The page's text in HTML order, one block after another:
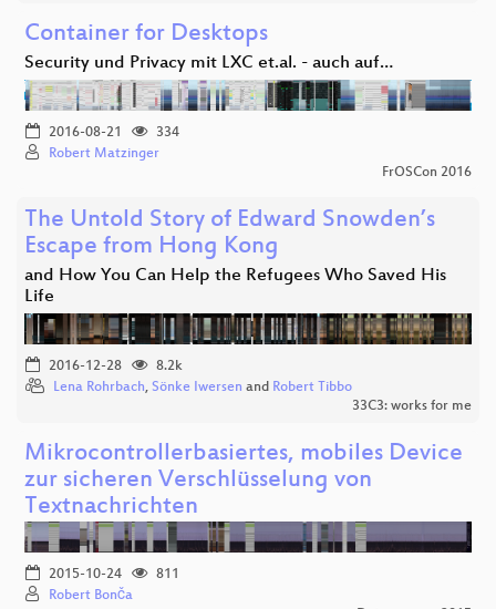
Container for Desktops
Security und Privacy mit LXC et.al. - auch auf…
2016-08-21
334
Robert Matzinger
FrOSCon 2016
The Untold Story of Edward Snowden’s
Escape from Hong Kong
and How You Can Help the Refugees Who Saved His
Life
2016-12-28
8.2k
Lena Rohrbach, Sönke Iwersen and Robert Tibbo
33C3: works for me
Mikrocontrollerbasiertes, mobiles Device
zur sicheren Verschlüsselung von
Textnachrichten
2015-10-24
811
Robert Bonča